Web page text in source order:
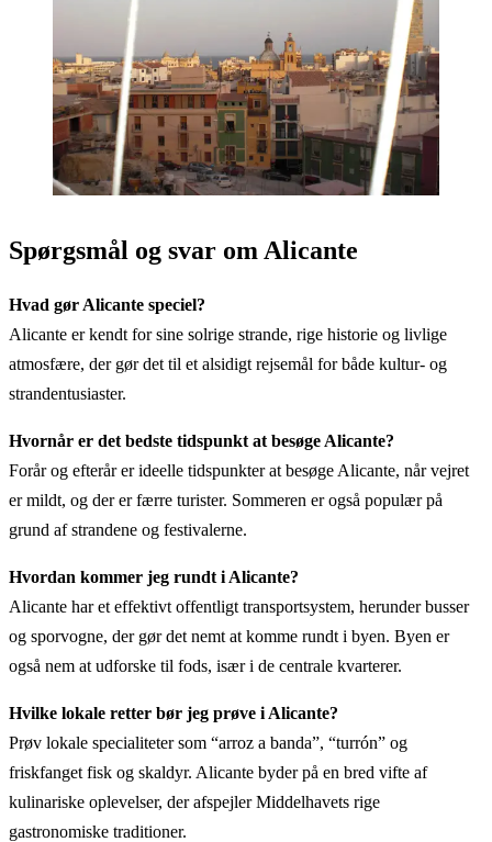
Spørgsmål og svar om Alicante
Hvad gør Alicante speciel?
Alicante er kendt for sine solrige strande, rige historie og livlige
atmosfære, der gør det til et alsidigt rejsemål for både kultur- og
strandentusiaster.
Hvornår er det bedste tidspunkt at besøge Alicante?
Forår og efterår er ideelle tidspunkter at besøge Alicante, når vejret
er mildt, og der er færre turister. Sommeren er også populær på
grund af strandene og festivalerne.
Hvordan kommer jeg rundt i Alicante?
Alicante har et effektivt offentligt transportsystem, herunder busser
og sporvogne, der gør det nemt at komme rundt i byen. Byen er
også nem at udforske til fods, især i de centrale kvarterer.
Hvilke lokale retter bør jeg prøve i Alicante?
Prøv lokale specialiteter som “arroz a banda”, “turrón” og
friskfanget fisk og skaldyr. Alicante byder på en bred vifte af
kulinariske oplevelser, der afspejler Middelhavets rige
gastronomiske traditioner.